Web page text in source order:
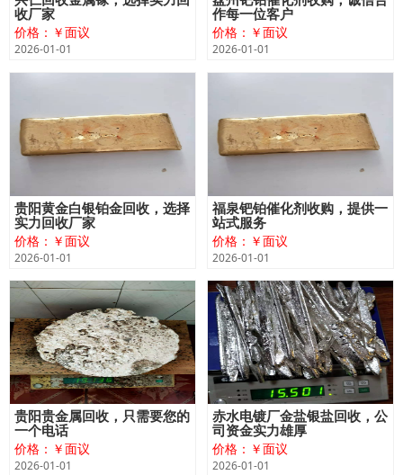
收厂家
价格：￥面议
2026-01-01
作每一位客户
价格：￥面议
2026-01-01
贵阳黄金白银铂金回收，选择
实力回收厂家
价格：￥面议
2026-01-01
福泉钯铂催化剂收购，提供一
站式服务
价格：￥面议
2026-01-01
贵阳贵金属回收，只需要您的
一个电话
价格：￥面议
2026-01-01
赤水电镀厂金盐银盐回收，公
司资金实力雄厚
价格：￥面议
2026-01-01